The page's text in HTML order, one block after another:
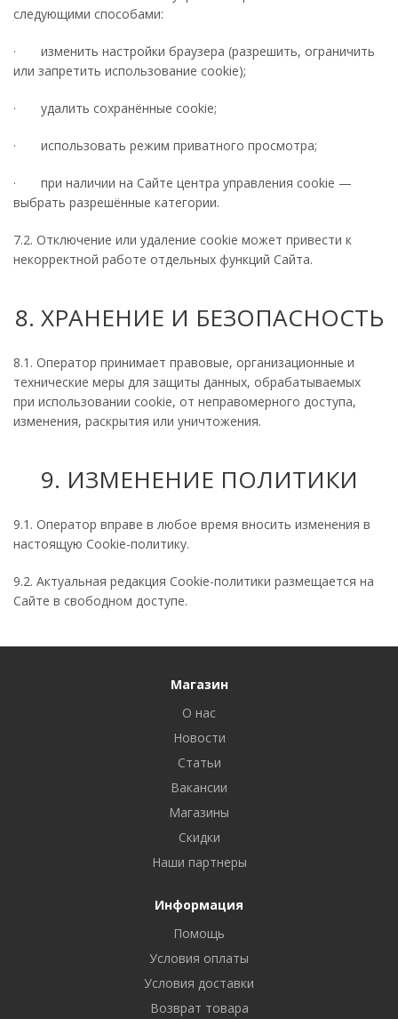
следующими способами:
· изменить настройки браузера (разрешить, ограничить
или запретить использование cookie);
· удалить сохранённые cookie;
· использовать режим приватного просмотра;
· при наличии на Сайте центра управления cookie —
выбрать разрешённые категории.
7.2. Отключение или удаление cookie может привести к
некорректной работе отдельных функций Сайта.
8. ХРАНЕНИЕ И БЕЗОПАСНОСТЬ
8.1. Оператор принимает правовые, организационные и
технические меры для защиты данных, обрабатываемых
при использовании cookie, от неправомерного доступа,
изменения, раскрытия или уничтожения.
9. ИЗМЕНЕНИЕ ПОЛИТИКИ
9.1. Оператор вправе в любое время вносить изменения в
настоящую Cookie-политику.
9.2. Актуальная редакция Cookie-политики размещается на
Сайте в свободном доступе.
Магазин
О нас
Новости
Статьи
Вакансии
Магазины
Скидки
Наши партнеры
Информация
Помощь
Условия оплаты
Условия доставки
Возврат товара